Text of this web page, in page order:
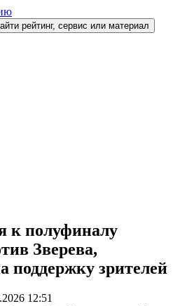
рейтинг, сервис или материал
к полуфиналу
Зверева,
поддержку зрителей
12:51